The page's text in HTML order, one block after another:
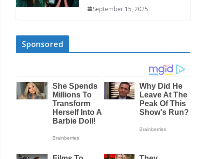
September 15, 2025
Sponsored